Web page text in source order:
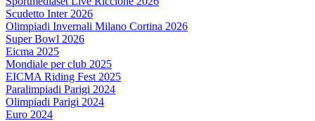
Scudetto Inter 2026
Olimpiadi Invernali Milano Cortina 2026
Super Bowl 2026
Eicma 2025
Mondiale per club 2025
EICMA Riding Fest 2025
Paralimpiadi Parigi 2024
Olimpiadi Parigi 2024
Euro 2024